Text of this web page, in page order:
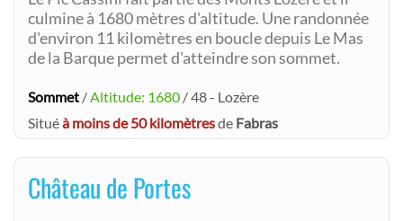
culmine à 1680 mètres d'altitude. Une randonnée
d'environ 11 kilomètres en boucle depuis Le Mas
de la Barque permet d'atteindre son sommet.
Sommet /Altitude: 1680 / 48 - Lozère
Situéà moins de 50 kilomètresde Fabras
Château de Portes